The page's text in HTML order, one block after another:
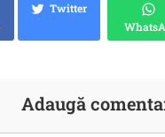
Twitter
Adaugă